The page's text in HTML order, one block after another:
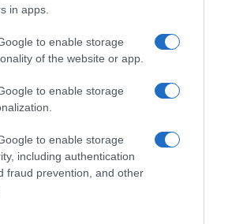
in apps.
to enable storage
of the website or app.
to enable storage
to enable storage
including authentication
fraud prevention, and other